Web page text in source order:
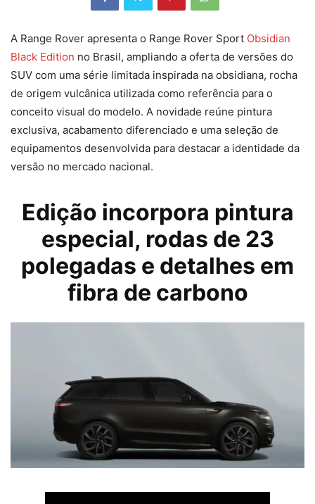
A Range Rover apresenta o Range Rover Sport Obsidian
Black Edition no Brasil, ampliando a oferta de versões do
SUV com uma série limitada inspirada na obsidiana, rocha
de origem vulcânica utilizada como referência para o
conceito visual do modelo. A novidade reúne pintura
exclusiva, acabamento diferenciado e uma seleção de
equipamentos desenvolvida para destacar a identidade da
versão no mercado nacional.
Edição incorpora pintura
especial, rodas de 23
polegadas e detalhes em
fibra de carbono